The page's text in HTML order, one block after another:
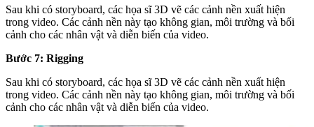
Sau khi có storyboard, các họa sĩ 3D vẽ các cảnh nền xuất hiện
trong video. Các cảnh nền này tạo không gian, môi trường và bối
cảnh cho các nhân vật và diễn biến của video.
Bước 7: Rigging
Sau khi có storyboard, các họa sĩ 3D vẽ các cảnh nền xuất hiện
trong video. Các cảnh nền này tạo không gian, môi trường và bối
cảnh cho các nhân vật và diễn biến của video.